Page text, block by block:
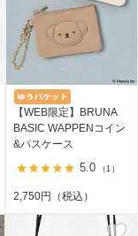
【WEB限定】BRUNA
BASIC WAPPENコイン
&パスケース
5.0 （1）
2,750円（税込）